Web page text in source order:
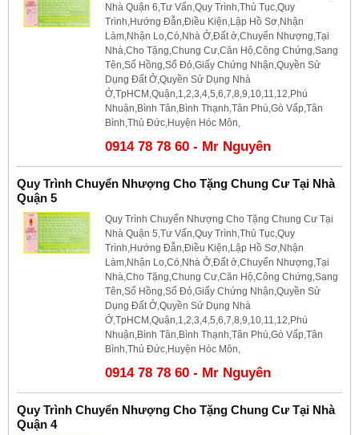
Nhà Quận 6,Tư Vấn,Quy Trình,Thủ Tục,Quy
Trình,Hướng Đẫn,Điều Kiện,Lập Hồ Sơ,Nhận
Làm,Nhận Lo,Có,Nhà Ở,Đất ở,Chuyển Nhượng,Tại
Nhà,Cho Tặng,Chung Cư,Căn Hộ,Công Chứng,Sang
Tên,Sổ Hồng,Sổ Đỏ,Giấy Chứng Nhận,Quyền Sử
Dụng Đất Ở,Quyền Sử Dụng Nhà
Ở,TpHCM,Quận,1,2,3,4,5,6,7,8,9,10,11,12,Phú
Nhuận,Bình Tân,Bình Thạnh,Tân Phú,Gò Vấp,Tân
Bình,Thủ Đức,Huyện Hóc Môn,
0914 78 78 60 - Mr Nguyên
Quy Trình Chuyển Nhượng Cho Tặng Chung Cư Tại Nhà
Quận 5
Quy Trình Chuyển Nhượng Cho Tặng Chung Cư Tại
Nhà Quận 5,Tư Vấn,Quy Trình,Thủ Tục,Quy
Trình,Hướng Đẫn,Điều Kiện,Lập Hồ Sơ,Nhận
Làm,Nhận Lo,Có,Nhà Ở,Đất ở,Chuyển Nhượng,Tại
Nhà,Cho Tặng,Chung Cư,Căn Hộ,Công Chứng,Sang
Tên,Sổ Hồng,Sổ Đỏ,Giấy Chứng Nhận,Quyền Sử
Dụng Đất Ở,Quyền Sử Dụng Nhà
Ở,TpHCM,Quận,1,2,3,4,5,6,7,8,9,10,11,12,Phú
Nhuận,Bình Tân,Bình Thạnh,Tân Phú,Gò Vấp,Tân
Bình,Thủ Đức,Huyện Hóc Môn,
0914 78 78 60 - Mr Nguyên
Quy Trình Chuyển Nhượng Cho Tặng Chung Cư Tại Nhà
Quận 4